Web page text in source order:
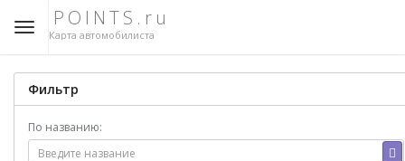
POINTS.ru
Карта автомобилиста
Фильтр
По названию: